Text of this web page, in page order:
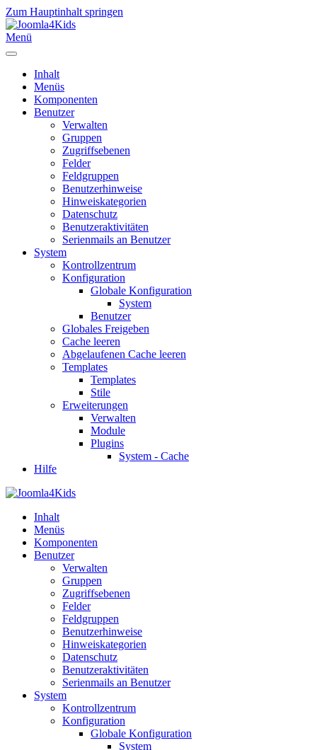
Zum Hauptinhalt springen
Menü
Inhalt
Menüs
Komponenten
Benutzer
Verwalten
Gruppen
Zugriffsebenen
Felder
Feldgruppen
Benutzerhinweise
Hinweiskategorien
Datenschutz
Benutzeraktivitäten
Serienmails an Benutzer
System
Kontrollzentrum
Konfiguration
Globale Konfiguration
System
Benutzer
Globales Freigeben
Cache leeren
Abgelaufenen Cache leeren
Templates
Templates
Stile
Erweiterungen
Verwalten
Module
Plugins
System - Cache
Hilfe
Inhalt
Menüs
Komponenten
Benutzer
Verwalten
Gruppen
Zugriffsebenen
Felder
Feldgruppen
Benutzerhinweise
Hinweiskategorien
Datenschutz
Benutzeraktivitäten
Serienmails an Benutzer
System
Kontrollzentrum
Konfiguration
Globale Konfiguration
System